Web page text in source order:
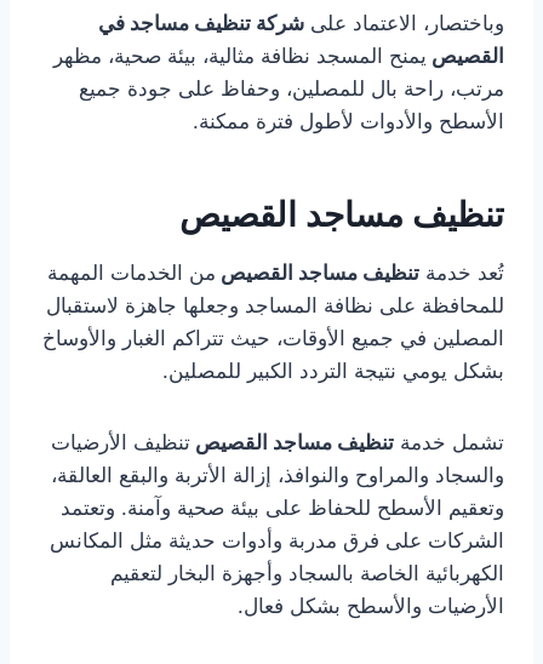
وباختصار، الاعتماد على شركة تنظيف مساجد في
القصيص يمنح المسجد نظافة مثالية، بيئة صحية، مظهر
مرتب، راحة بال للمصلين، وحفاظ على جودة جميع
الأسطح والأدوات لأطول فترة ممكنة.
تنظيف مساجد القصيص
تُعد خدمة تنظيف مساجد القصيص من الخدمات المهمة
للمحافظة على نظافة المساجد وجعلها جاهزة لاستقبال
المصلين في جميع الأوقات، حيث تتراكم الغبار والأوساخ
بشكل يومي نتيجة التردد الكبير للمصلين.
تشمل خدمة تنظيف مساجد القصيص تنظيف الأرضيات
والسجاد والمراوح والنوافذ، إزالة الأتربة والبقع العالقة،
وتعقيم الأسطح للحفاظ على بيئة صحية وآمنة. وتعتمد
الشركات على فرق مدربة وأدوات حديثة مثل المكانس
الكهربائية الخاصة بالسجاد وأجهزة البخار لتعقيم
الأرضيات والأسطح بشكل فعال.